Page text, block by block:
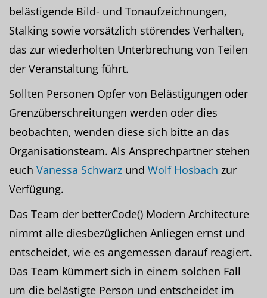
belästigende Bild- und Tonaufzeichnungen,
Stalking sowie vorsätzlich störendes Verhalten,
das zur wiederholten Unterbrechung von Teilen
der Veranstaltung führt.
Sollten Personen Opfer von Belästigungen oder
Grenzüberschreitungen werden oder dies
beobachten, wenden diese sich bitte an das
Organisationsteam. Als Ansprechpartner stehen
euch Vanessa Schwarz und Wolf Hosbach zur
Verfügung.
Das Team der betterCode() Modern Architecture
nimmt alle diesbezüglichen Anliegen ernst und
entscheidet, wie es angemessen darauf reagiert.
Das Team kümmert sich in einem solchen Fall
um die belästigte Person und entscheidet im